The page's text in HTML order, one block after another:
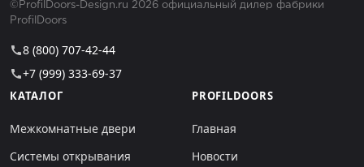
©ProfilDoors-Design.ru 2026 официальный дилер фабрики
ProfilDoors
call8 (800) 707-42-44
call+7 (999) 333-69-37
КАТАЛОГ
Межкомнатные двери
Системы открывания
PROFILDOORS
Главная
Новости